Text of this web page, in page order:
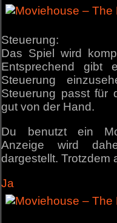
Steuerung:
Das Spiel wird
Entsprechend gibt
Steuerung
Steuerung passt für
gut von der Hand.
Du benutzt ein
Anzeige wird
dargestellt. Trotzdem
Ja